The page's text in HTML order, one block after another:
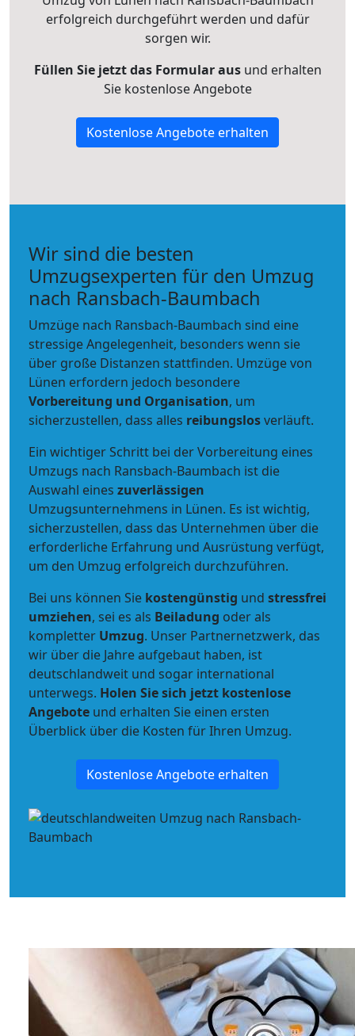
erfolgreich durchgeführt werden und dafür
sorgen wir.
Füllen Sie jetzt das Formular ausund erhalten
Sie kostenlose Angebote
Kostenlose Angebote erhalten
Wir sind die besten
Umzugsexperten für den Umzug
nach Ransbach-Baumbach
Umzüge nach Ransbach-Baumbach sind eine
stressige Angelegenheit, besonders wenn sie
über große Distanzen stattfinden. Umzüge von
Lünen erfordern jedoch besondere
Vorbereitung und Organisation, um
sicherzustellen, dass alles reibungslosverläuft.
Ein wichtiger Schritt bei der Vorbereitung eines
Umzugs nach Ransbach-Baumbach ist die
Auswahl eines zuverlässigen
Umzugsunternehmens in Lünen. Es ist wichtig,
sicherzustellen, dass das Unternehmen über die
erforderliche Erfahrung und Ausrüstung verfügt,
um den Umzug erfolgreich durchzuführen.
Bei uns können Sie kostengünstig und stressfrei
umziehen, sei es als Beiladung oder als
kompletter Umzug. Unser Partnernetzwerk, das
wir über die Jahre aufgebaut haben, ist
deutschlandweit und sogar international
unterwegs. Holen Sie sich jetzt kostenlose
Angebote und erhalten Sie einen ersten
Überblick über die Kosten für Ihren Umzug.
Kostenlose Angebote erhalten